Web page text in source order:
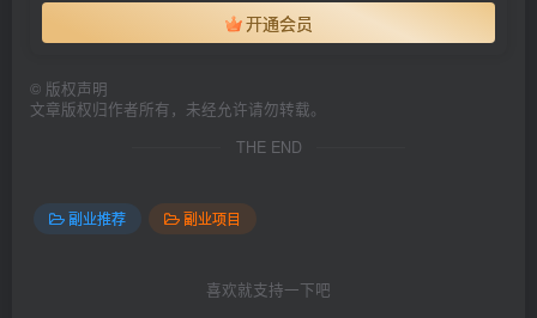
开通会员
© 版权声明
文章版权归作者所有，未经允许请勿转载。
THE END
副业推荐 副业项目
喜欢就支持一下吧